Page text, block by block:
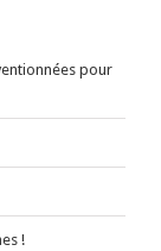
pour
!